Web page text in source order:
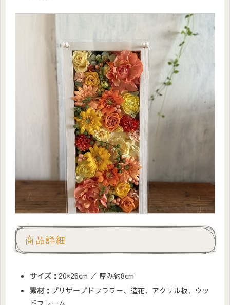
商品詳細
サイズ： 20×26cm ／ 厚み約8cm
素材： プリザーブドフラワー、造花、アクリル板、ウッ
ドフレーム